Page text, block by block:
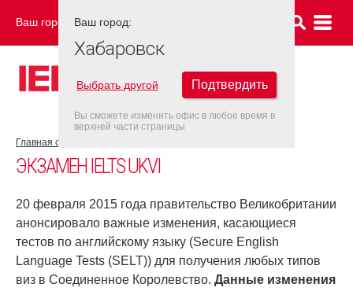
Ваш город: ХАБАРОВСК
Главная страница
ЭКЗАМЕН IELTS UKVI
20 февраля 2015 года правительство Великобритании
анонсировало важные изменения, касающиеся
тестов по английскому языку (Secure English
Language Tests (SELT)) для получения любых типов
виз в Соединенное Королевство. Данные изменения
Ваш город:
Хабаровск
Выбрать другой Подтвердить
Вы сможете изменить офис в любое время в
верхней части страницы